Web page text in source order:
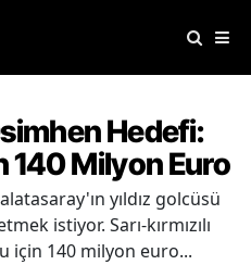
Hedefi:
140 Milyon Euro
yıldız golcüsü
istiyor. Sarı-kırmızılı
için 140 milyon euro...